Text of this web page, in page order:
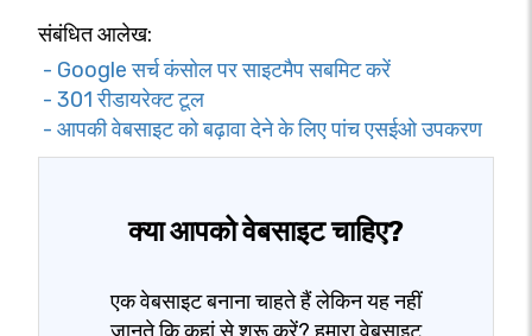
संबंधित आलेख:
- Google सर्च कंसोल पर साइटमैप सबमिट करें
- 301 रीडायरेक्ट टूल
- आपकी वेबसाइट को बढ़ावा देने के लिए पांच एसईओ उपकरण
क्या आपको वेबसाइट चाहिए?
एक वेबसाइट बनाना चाहते हैं लेकिन यह नहीं
जानते कि कहां से शुरू करें? हमारा वेबसाइट